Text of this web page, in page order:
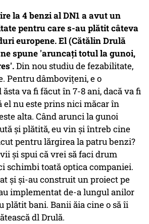
la 4 benzi al DN1 a avut un
pentru care s-au plătit câteva
europene. El (Cătălin Drulă
spune 'aruncaţi totul la gunoi,
Din nou studiu de fezabilitate,
Pentru dâmboviţeni, e o
va fi făcut în 7-8 ani, dacă va fi
el nu este prins nici măcar în
alta. Când arunci la gunoi
şi plătită, eu vin şi întreb cine
pentru lărgirea la patru benzi?
şi spui că vrei să faci drum
schimbi toată optica companiei.
şi şi-au construit un proiect pe
implementat de-a lungul anilor
plătit bani. Banii ăia cine o să îi
dl Drulă.